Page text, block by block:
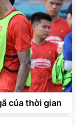
của thời gian